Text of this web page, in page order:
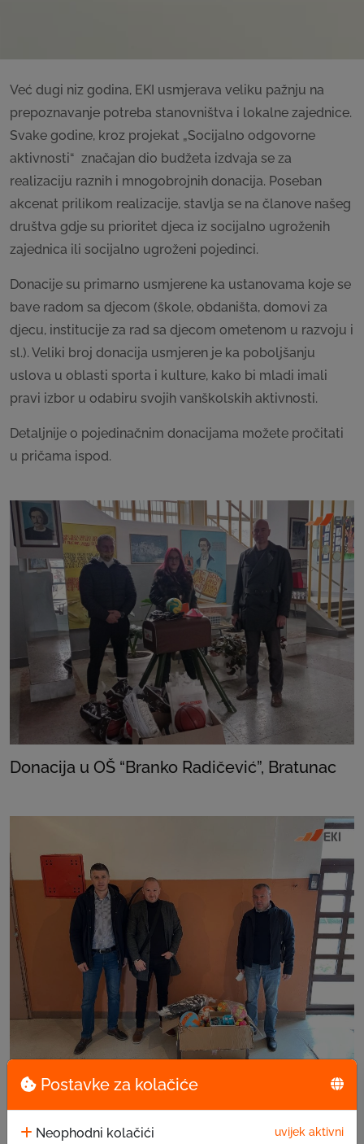
Postavke za kolačiće
Neophodni kolačići uvijek aktivni
Već dugi niz godina, EKI usmjerava veliku pažnju na
prepoznavanje potreba stanovništva i lokalne zajednice.
Svake godine, kroz projekat „Socijalno odgovorne
aktivnosti“ značajan dio budžeta izdvaja se za
realizaciju raznih i mnogobrojnih donacija. Poseban
akcenat prilikom realizacije, stavlja se na članove našeg
društva gdje su prioritet djeca iz socijalno ugroženih
zajednica ili socijalno ugroženi pojedinci.
Donacije su primarno usmjerene ka ustanovama koje se
bave radom sa djecom (škole, obdaništa, domovi za
djecu, institucije za rad sa djecom ometenom u razvoju i
sl.). Veliki broj donacija usmjeren je ka poboljšanju
uslova u oblasti sporta i kulture, kako bi mladi imali
pravi izbor u odabiru svojih vanškolskih aktivnosti.
Detaljnije o pojedinačnim donacijama možete pročitati
u pričama ispod.
Donacija u OŠ “Branko Radičević”, Bratunac
Donacija u OŠ “1. mart”, Jelah